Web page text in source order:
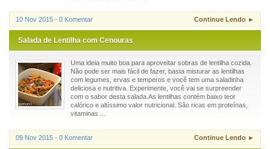
10 Nov 2015 - 0 Komentar Continue Lendo ►
Salada de Lentilha com Cenouras
Uma ideia muito boa para aproveitar sobras de lentilha cozida.
Não pode ser mais fácil de fazer, basta misturar as lentilhas
com legumes, ervas e temperos e você tem uma saladinha
deliciosa e nutritiva. Experimente, você vai se surpreender
com o sabor desta salada.As lentilhas contém baixo teor
calórico e altíssimo valor nutricional. São ricas em proteínas,
vitaminas ...
09 Nov 2015 - 0 Komentar Continue Lendo ►